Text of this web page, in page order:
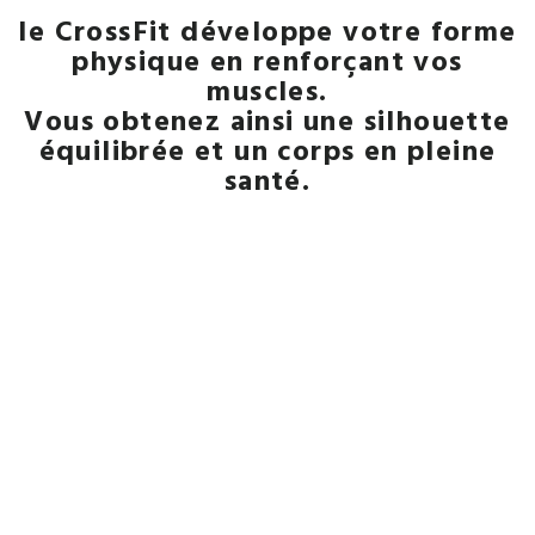
le CrossFit développe votre forme
physique en renforçant vos
muscles.
Vous obtenez ainsi une silhouette
équilibrée et un corps en pleine
santé.